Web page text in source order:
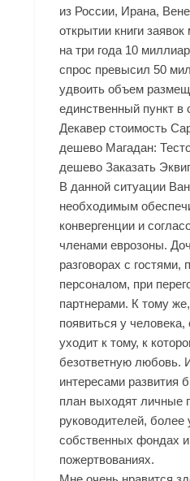
из России, Ирана,
открытии книги
на три года 10
спрос превысил 50
удвоить объем
единственный пункт в
Декавер стоимость
дешево Магадан:
дешево Заказать
В данной ситуации
необходимым
конвергенции и
членами еврозоны.
разговорах с гостями,
персоналом, при
партнерами. К тому
появиться у человека,
уходит к тому, к
безответную любовь.
интересами развития
план выходят личные
руководителей, более
собственных фондах
пожертвованиях.